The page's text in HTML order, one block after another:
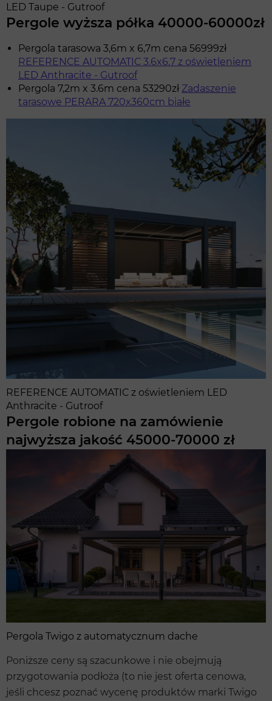
LED Taupe - Gutroof
Pergole wyższa półka 40000-60000zł
Pergola tarasowa 3,6m x 6,7m cena 56999zł
REFERENCE AUTOMATIC 3.6x6.7 z oświetleniem
LED Anthracite - Gutroof
Pergola 7,2m x 3.6m cena 53290zł Zadaszenie
tarasowe PERARA 720x360cm białe
REFERENCE AUTOMATIC z oświetleniem LED
Anthracite - Gutroof
Pergole robione na zamówienie
najwyższa jakość 45000-70000 zł
Pergola Twigo z automatycznum dache
Poniższe ceny są szacunkowe i nie obejmują
przygotowania podłoża (to nie jest oferta cenowa,
jeśli chcesz poznać wycenę produktów marki Twigo